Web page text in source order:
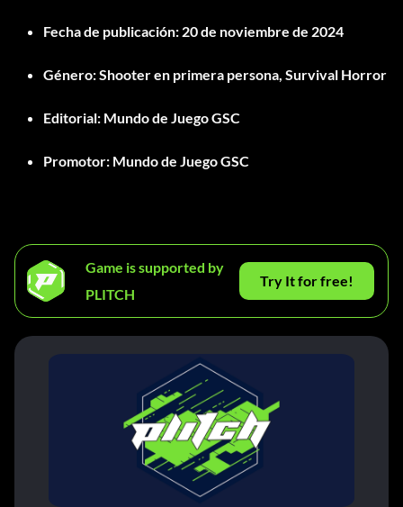
Fecha de publicación: 20 de noviembre de 2024
Género:Shooter en primera persona, Survival Horror
Editorial: Mundo de Juego GSC
Promotor: Mundo de Juego GSC
Game is supported by
PLITCH
Try It for free!